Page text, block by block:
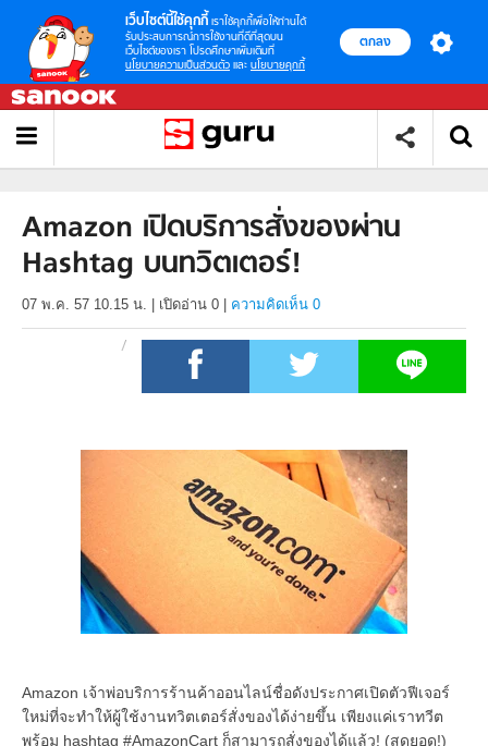
เว็บไซต์นี้ใช้คุกกี้ เราใช้คุกกี้เพื่อให้ท่านได้
รับประสบการณ์การใช้งานที่ดีที่สุดบน
เว็บไซต์ของเรา โปรดศึกษาเพิ่มเติมที่
นโยบายความเป็นส่วนตัว และ นโยบายคุกกี้
ตกลง
Amazon เปิดบริการสั่งของผ่าน
Hashtag บนทวิตเตอร์!
07 พ.ค. 57 10.15 น. เปิดอ่าน 0 ความคิดเห็น 0
Amazon เจ้าพ่อบริการร้านค้าออนไลน์ชื่อดังประกาศเปิดตัวฟีเจอร์
ใหม่ที่จะทำให้ผู้ใช้งานทวิตเตอร์สั่งของได้ง่ายขึ้น เพียงแค่เราทวีต
พร้อม hashtag #AmazonCart ก็สามารถสั่งของได้แล้ว! (สุดยอด!)